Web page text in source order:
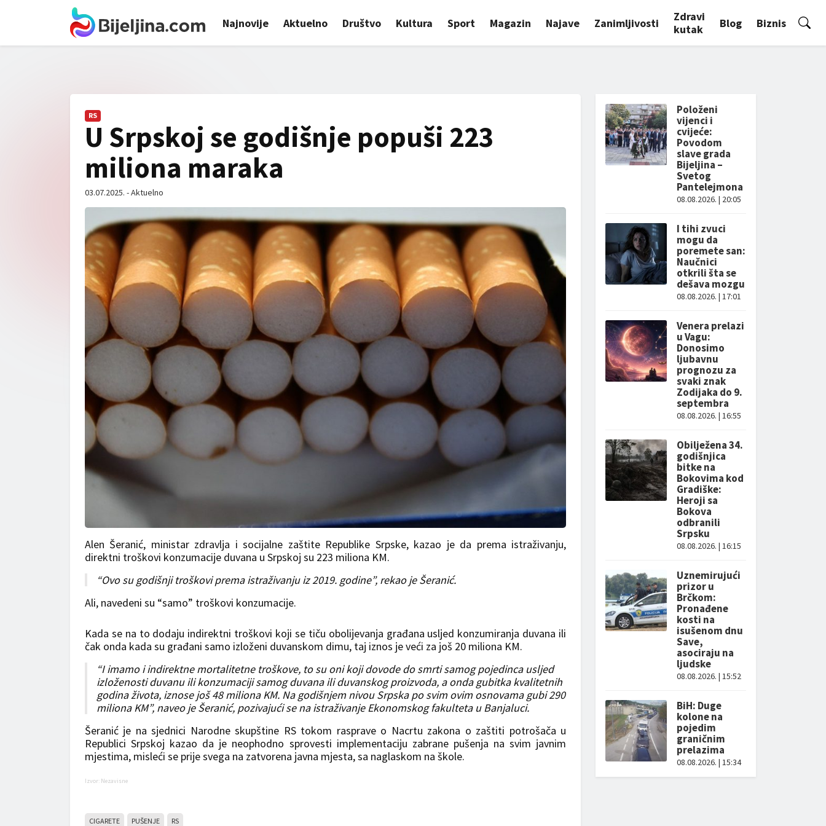
Najnovije Aktuelno Društvo Kultura Sport Magazin Najave Zanimljivosti
Zdravi
kutak
Blog Biznis
RS
U Srpskoj se godišnje popuši 223
miliona maraka
03.07.2025. - Aktuelno
Alen Šeranić, ministar zdravlja i socijalne zaštite Republike Srpske, kazao je da prema istraživanju,
direktni troškovi konzumacije duvana u Srpskoj su 223 miliona KM.
“Ovo su godišnji troškovi prema istraživanju iz 2019. godine”, rekao je Šeranić.
Ali, navedeni su “samo” troškovi konzumacije.
Kada se na to dodaju indirektni troškovi koji se tiču obolijevanja građana usljed konzumiranja duvana ili
čak onda kada su građani samo izloženi duvanskom dimu, taj iznos je veći za još 20 miliona KM.
“I imamo i indirektne mortalitetne troškove, to su oni koji dovode do smrti samog pojedinca usljed
izloženosti duvanu ili konzumaciji samog duvana ili duvanskog proizvoda, a onda gubitka kvalitetnih
godina života, iznose još 48 miliona KM. Na godišnjem nivou Srpska po svim ovim osnovama gubi 290
miliona KM”, naveo je Šeranić, pozivajući se na istraživanje Ekonomskog fakulteta u Banjaluci.
Šeranić je na sjednici Narodne skupštine RS tokom rasprave o Nacrtu zakona o zaštiti potrošača u
Republici Srpskoj kazao da je neophodno sprovesti implementaciju zabrane pušenja na svim javnim
mjestima, misleći se prije svega na zatvorena javna mjesta, sa naglaskom na škole.
Izvor: Nezavisne
CIGARETE PUŠENJE RS
Položeni
vijenci i
cvijeće:
Povodom
slave grada
Bijeljina –
Svetog
Pantelejmona
08.08.2026. | 20:05
I tihi zvuci
mogu da
poremete san:
Naučnici
otkrili šta se
dešava mozgu
08.08.2026. | 17:01
Venera prelazi
u Vagu:
Donosimo
ljubavnu
prognozu za
svaki znak
Zodijaka do 9.
septembra
08.08.2026. | 16:55
Obilježena 34.
godišnjica
bitke na
Bokovima kod
Gradiške:
Heroji sa
Bokova
odbranili
Srpsku
08.08.2026. | 16:15
Uznemirujući
prizor u
Brčkom:
Pronađene
kosti na
isušenom dnu
Save,
asociraju na
ljudske
08.08.2026. | 15:52
BiH: Duge
kolone na
pojedim
graničnim
prelazima
08.08.2026. | 15:34